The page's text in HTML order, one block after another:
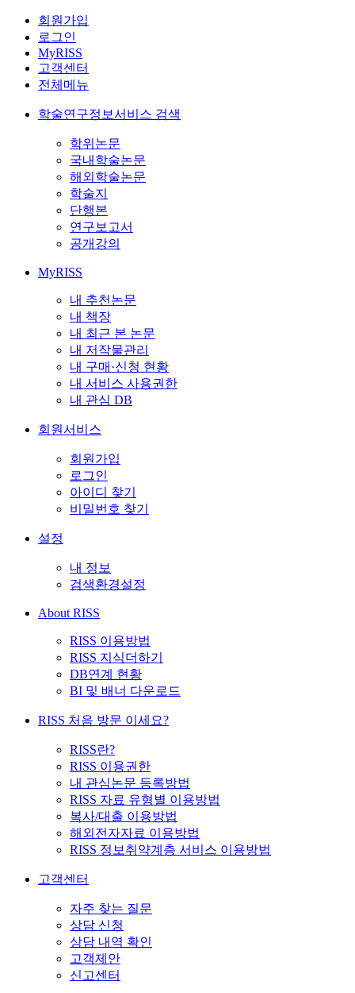
회원가입
로그인
MyRISS
고객센터
전체메뉴
학술연구정보서비스 검색
학위논문
국내학술논문
해외학술논문
학술지
단행본
연구보고서
공개강의
MyRISS
내 추천논문
내 책장
내 최근 본 논문
내 저작물관리
내 구매·신청 현황
내 서비스 사용권한
내 관심 DB
회원서비스
회원가입
로그인
아이디 찾기
비밀번호 찾기
설정
내 정보
검색환경설정
About RISS
RISS 이용방법
RISS 지식더하기
DB연계 현황
BI 및 배너 다운로드
RISS 처음 방문 이세요?
RISS란?
RISS 이용권한
내 관심논문 등록방법
RISS 자료 유형별 이용방법
복사/대출 이용방법
해외전자자료 이용방법
RISS 정보취약계층 서비스 이용방법
고객센터
자주 찾는 질문
상담 신청
상담 내역 확인
고객제안
신고센터